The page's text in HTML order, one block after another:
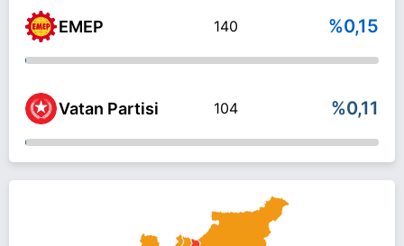
EMEP 140 %0,15
Vatan Partisi 104 %0,11